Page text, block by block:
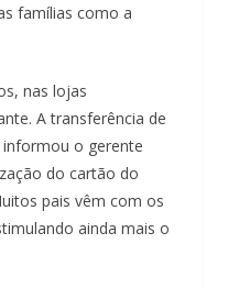
famílias como a
nas lojas
A transferência de
o gerente
do cartão do
pais vêm com os
ainda mais o